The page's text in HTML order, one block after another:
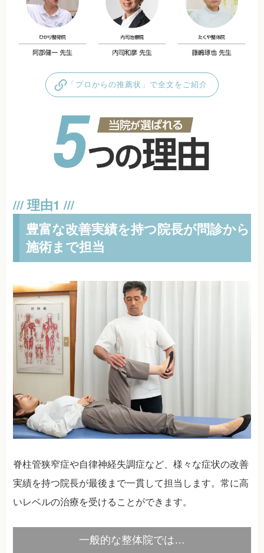
「プロからの推薦状」で全文をご紹介
豊富な改善実績を持つ院長が問診から
施術まで担当
脊柱管狭窄症や自律神経失調症など、様々な症状の改善
実績を持つ院長が最後まで一貫して担当します。常に高
いレベルの治療を受けることができます。
一般的な整体院では…